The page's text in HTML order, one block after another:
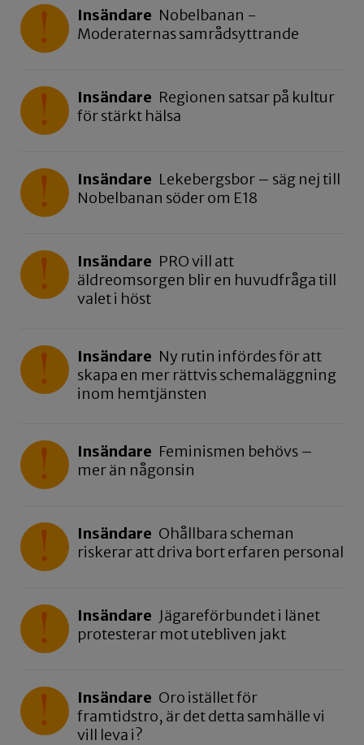
Insändare Nobelbanan -
Moderaternas samrådsyttrande
Insändare Regionen satsar på kultur
för stärkt hälsa
Insändare Lekebergsbor – säg nej till
Nobelbanan söder om E18
Insändare PRO vill att
äldreomsorgen blir en huvudfråga till
valet i höst
Insändare Ny rutin infördes för att
skapa en mer rättvis schemaläggning
inom hemtjänsten
Insändare Feminismen behövs –
mer än någonsin
Insändare Ohållbara scheman
riskerar att driva bort erfaren personal
Insändare Jägareförbundet i länet
protesterar mot utebliven jakt
Insändare Oro istället för
framtidstro, är det detta samhälle vi
vill leva i?